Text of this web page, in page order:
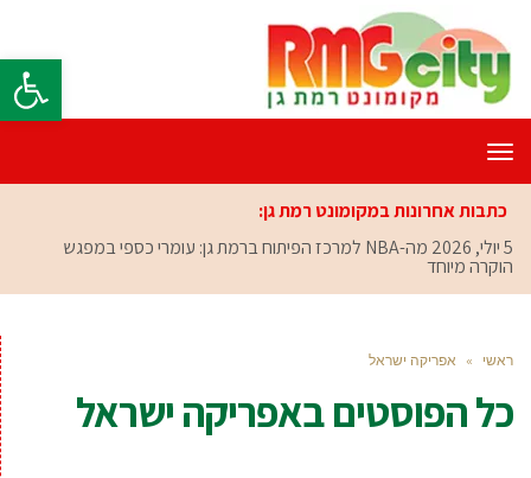
פתח
תפריט
כתבות אחרונות במקומונט רמת גן:
5 יולי, 2026
מה-NBA למרכז הפיתוח ברמת גן: עומרי כספי במפגש
הוקרה מיוחד
ראשי » אפריקה ישראל
כל הפוסטים באפריקה ישראל